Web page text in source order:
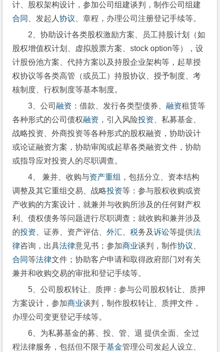
计、股权架构设计，参加公司组建谈判，制作公司组建
合同
、发起人协议 、章程，办理公司注册登记手续等。
2、协助设计各类股权激励方案、员工持股计划（如
股权增值权计划、虚拟股票方案、stock option等），设
计股份池方案、代持方案以及持股企业架构等，起草授
权协议等各类高管（或员工）持股协议、授予制度、考
核制度、行权制度等基本制度。
3、公司融资 ：借款、发行各类型债券、融资租赁等
各种形式的公司债权融资， 引入风险投资 、私募基金、
战略投资、外商投资等各种形式的股权融资，协助设计
或论证融资方案，协助审阅或起草各类融资文件，协助
或指导应对投资人的尽职调查。
4、 兼并、收购与资产重组 ，包括分立、资本结构
调整及其它重组交易、战略投资等：参与股权收购或资
产收购的方案设计，就兼并与收购所涉及的任何财产权
利、债权债务等问题进行尽职调查；就收购和兼并涉及
的投资 、证券、资产评估、外汇 、税务及诉讼等提供法
律咨询，出具法律意见书；参加商业谈判，制作协议
合同等法律文件；协助客户申请和取得政府部门对有关
兼并和收购交易的审批和登记手续等。
5、公司股权转让、质押：参与公司股权转让、质押
方案设计，参加商业谈判，制作股权转让、质押文件，
办理公司变更登记手续等。
6、为私募基金的募、投、管、退 提供全面、全过
程法律服务，包括但不限于基金管理公司发起人设立、